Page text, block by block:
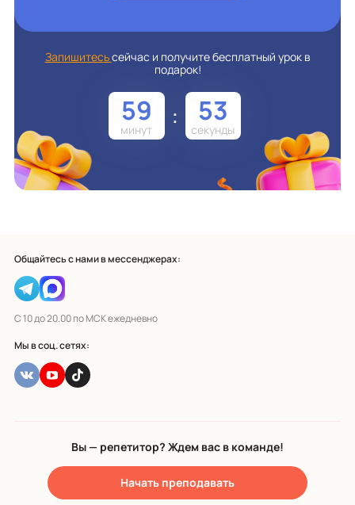
Запишитесьсейчас и получите бесплатный урок в
подарок!
59 : 53
Общайтесь с нами в мессенджерах:
С 10 до 20.00 по МСК ежедневно
Мы в соц. сетях:
Вы — репетитор? Ждем вас в команде!
Начать преподавать